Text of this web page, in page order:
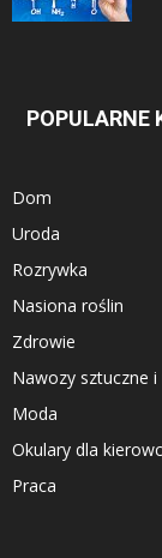
POPULARNE
Dom
Uroda
Rozrywka
Nasiona roślin
Zdrowie
Nawozy sztuczne
Moda
Okulary dla
Praca